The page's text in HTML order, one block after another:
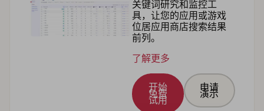
关键词研究和监控工
具，让您的应用或游戏
位居应用商店搜索结果
前列。
了解更多
开始
免费
试用
申请
演示